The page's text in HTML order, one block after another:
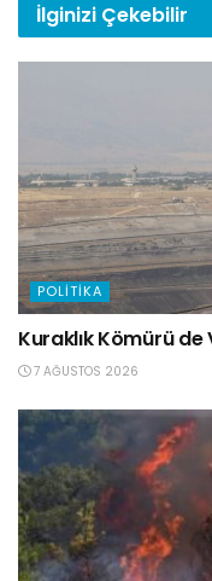
İlginizi Çekebilir
POLITIKA
Kuraklık Kömürü
7 AĞUSTOS 2026